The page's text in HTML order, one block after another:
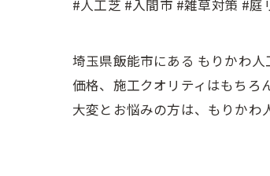
#人工芝 #入間市 #雑草対策 #庭
埼玉県飯能市にある もりかわ
価格、施工クオリティはもちろ
大変とお悩みの方は、もりかわ